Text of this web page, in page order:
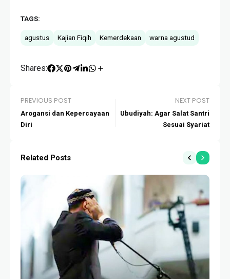
TAGS:
agustus Kajian Fiqih Kemerdekaan warna agustud
Shares:
PREVIOUS POST
Arogansi dan Kepercayaan
Diri
NEXT POST
Ubudiyah: Agar Salat Santri
Sesuai Syariat
Related Posts